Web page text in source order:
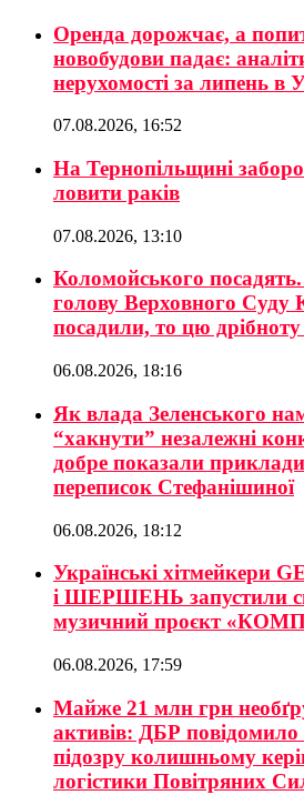
Оренда дорожчає, а
новобудови падає:
нерухомості за липень в
07.08.2026, 16:52
На Тернопільщині
ловити раків
07.08.2026, 13:10
Коломойського
голову Верховного Суду
посадили, то цю дрібноту
06.08.2026, 18:16
Як влада Зеленського
“хакнути” незалежні
добре показали
переписок Стефанішиної
06.08.2026, 18:12
Українські хітмейкери
і ШЕРШЕНЬ запустили
музичний проєкт
06.08.2026, 17:59
Майже 21 млн грн
активів: ДБР повідомило
підозру колишньому
логістики Повітряних